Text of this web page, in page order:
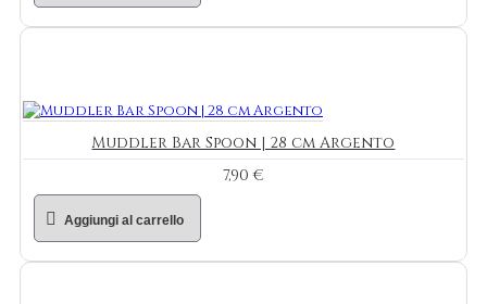
Muddler Bar Spoon | 28 cm Argento
7,90 €
Aggiungi al carrello